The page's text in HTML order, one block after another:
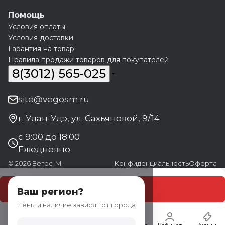
Помощь
Условия оплаты
Условия доставки
Гарантия на товар
Правила продажи товаров для покупателей
8(3012) 565-025
site@vegosm.ru
г. Улан-Удэ, ул. Сахьяновой, 9/14
с 9:00 до 18:00
Ежедневно
© 2026 Вегос-М КонфиденциальностьОферта
Ваш регион?
Цены и наличие зависят от города